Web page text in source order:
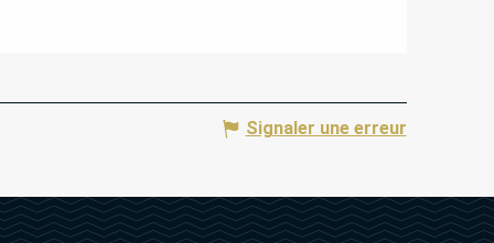
Signaler une erreur